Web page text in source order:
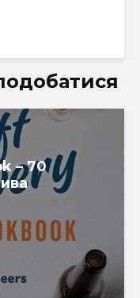
– 70